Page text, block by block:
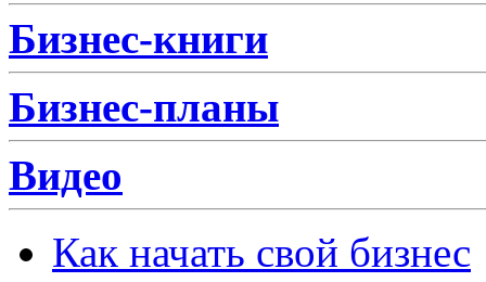
Бизнес-книги
Бизнес-планы
Видео
Как начать свой бизнес